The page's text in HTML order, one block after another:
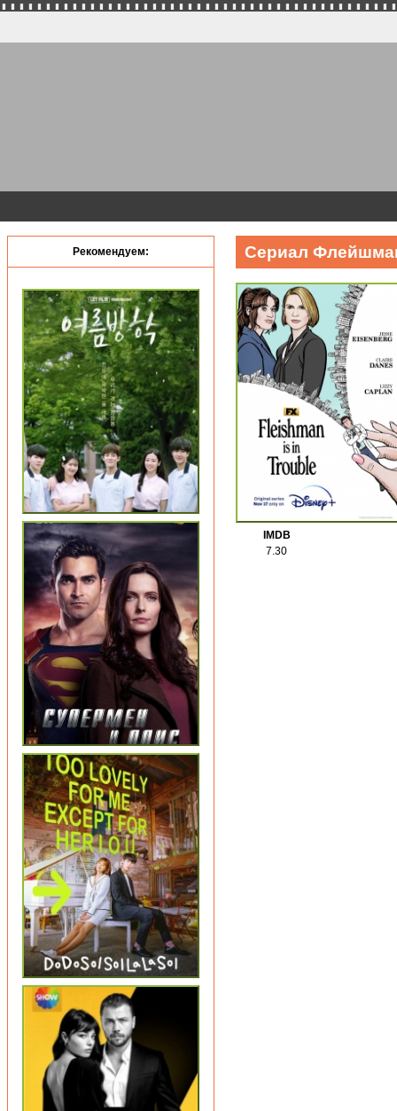
Сериал
IMDB
7.30
Рекомендуем: